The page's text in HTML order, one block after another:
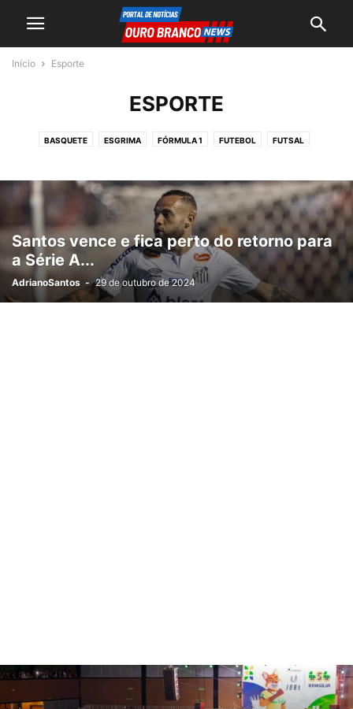
Início Esporte
ESPORTE
BASQUETE ESGRIMA FÓRMULA 1 FUTEBOL FUTSAL
SURFE TÊNIS VÔLEI DE PRAIA VÔLEI FEMININO
VÔLEI MASCULINO
Santos vence e fica perto do retorno para
a Série A...
AdrianoSantos - 29 de outubro de 2024